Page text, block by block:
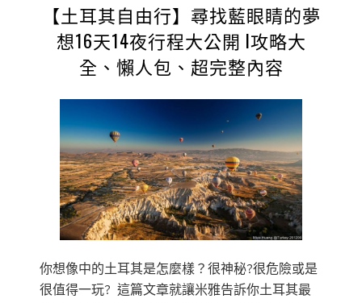
【土耳其自由行】尋找藍眼睛的夢
想16天14夜行程大公開 l攻略大
全、懶人包、超完整內容
你想像中的土耳其是怎麼樣？很神秘?很危險或是
很值得一玩? 這篇文章就讓米雅告訴你土耳其最